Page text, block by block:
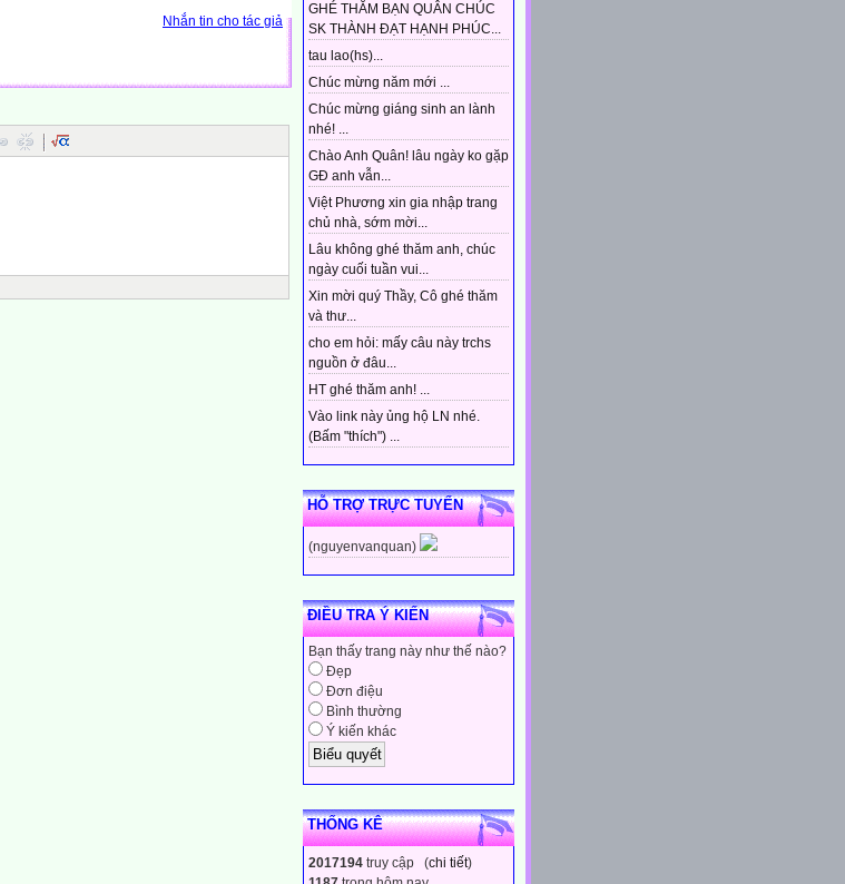
GHÉ THĂM BẠN QUÂN CHÚC
SK THÀNH ĐẠT HẠNH PHÚC...
tau lao(hs)...
Chúc mừng năm mới ...
Chúc mừng giáng sinh an lành
nhé! ...
Chào Anh Quân! lâu ngày ko gặp
GĐ anh vẫn...
Việt Phương xin gia nhập trang
chủ nhà, sớm mời...
Lâu không ghé thăm anh, chúc
ngày cuối tuần vui...
Xin mời quý Thầy, Cô ghé thăm
và thư...
cho em hỏi: mấy câu này trchs
nguồn ở đâu...
HT ghé thăm anh! ...
Vào link này ủng hộ LN nhé.
(Bấm "thích") ...
HỖ TRỢ TRỰC TUYẾN
(nguyenvanquan)
ĐIỀU TRA Ý KIẾN
Bạn thấy trang này như thế nào?
Đẹp
Đơn điệu
Bình thường
Ý kiến khác
THỐNG KÊ
2017194 truy cập (chi tiết)
Nhắn tin cho tác giả